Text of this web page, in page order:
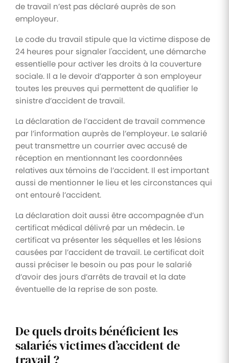
de travail n’est pas déclaré auprès de son
employeur.
Le code du travail stipule que la victime dispose de
24 heures pour signaler l'accident, une démarche
essentielle pour activer les droits à la couverture
sociale. Il a le devoir d’apporter à son employeur
toutes les preuves qui permettent de qualifier le
sinistre d’accident de travail.
La déclaration de l’accident de travail commence
par l’information auprès de l’employeur. Le salarié
peut transmettre un courrier avec accusé de
réception en mentionnant les coordonnées
relatives aux témoins de l’accident. Il est important
aussi de mentionner le lieu et les circonstances qui
ont entouré l’accident.
La déclaration doit aussi être accompagnée d’un
certificat médical délivré par un médecin. Le
certificat va présenter les séquelles et les lésions
causées par l’accident de travail. Le certificat doit
aussi préciser le besoin ou pas pour le salarié
d’avoir des jours d’arrêts de travail et la date
éventuelle de la reprise de son poste.
De quels droits bénéficient les
salariés victimes d’accident de
travail ?